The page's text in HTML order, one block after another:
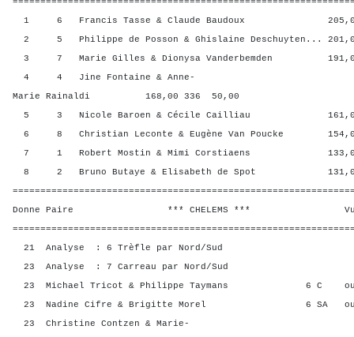
1 6 Francis Tasse & Claude Baudoux 205,00
2 5 Philippe de Posson & Ghislaine Deschuyten...
3 7 Marie Gilles & Dionysa Vanderbemden 191,00
4 4 Jine Fontaine & Anne-
Marie Rainaldi 168,00 336 50,00
5 3 Nicole Baroen & Cécile Cailliau 161,00
6 8 Christian Leconte & Eugène Van Poucke
7 1 Robert Mostin & Mimi Corstiaens 133,00
8 2 Bruno Butaye & Elisabeth de Spot 131,00
Donne Paire *** CHELEMS *** Vul?
21 Analyse : 6 Trèfle par Nord/Sud
23 Analyse : 7 Carreau par Nord/Sud
23 Michael Tricot & Philippe Taymans 6 C
23 Nadine Cifre & Brigitte Morel 6 SA
23 Christine Contzen & Marie-